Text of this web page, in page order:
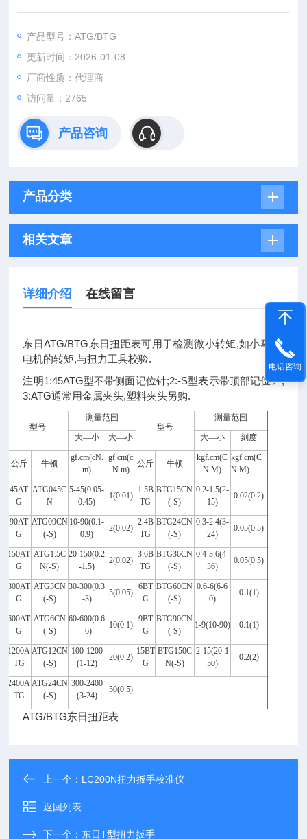
通常用金属夹头,塑料夹头另购.
产品型号：ATG/BTG
更新时间：2026-01-08
厂商性质：代理商
访问量：2765
产品咨询
产品分类
相关文章
详细介绍 在线留言
东日ATG/BTG东日扭距表可用于检测微小转矩,如小马达,
电机的转矩,与扭力工具校验.
注明1:45ATG型不带侧面记位针;2:-S型表示带顶部记位针,
3:ATG通常用金属夹头,塑料夹头另购.
型号
测量范围
型号
测量范围
大—小 大—小 大—小 刻度
公斤 牛顿
gf.cm(cN.
m)
gf.cm(c
N.m)
公斤 牛顿
kgf.cm(C
N.M)
kgf.cm(C
N.M)
45AT
G
ATG045C
N
5-45(0.05-
0.45)
1(0.01)
1.5B
TG
BTG15CN
(-S)
0.2-1.5(2-
15)
0.02(0.2)
90AT
G
ATG09CN
(-S)
10-90(0.1-
0.9)
2(0.02)
2.4B
TG
BTG24CN
(-S)
0.3-2.4(3-
24)
0.05(0.5)
150AT
G
ATG1.5C
N(-S)
20-150(0.2
-1.5)
2(0.02)
3.6B
TG
BTG36CN
(-S)
0.4-3.6(4-
36)
0.05(0.5)
300AT
G
ATG3CN
(-S)
30-300(0.3
-3)
5(0.05)
6BT
G
BTG60CN
(-S)
0.6-6(6-6
0)
0.1(1)
600AT
G
ATG6CN
(-S)
60-600(0.6
-6)
10(0.1)
9BT
G
BTG90CN
(-S)
1-9(10-90) 0.1(1)
1200A
TG
ATG12CN
(-S)
100-1200
(1-12)
20(0.2)
15BT
G
BTG150C
N(-S)
2-15(20-1
50)
0.2(2)
2400A
TG
ATG24CN
(-S)
300-2400
(3-24)
50(0.5)
ATG/BTG东日扭距表
上一个： LC200N扭力扳手校准仪
返回列表
下一个： 东日T型扭力扳手
电话咨询